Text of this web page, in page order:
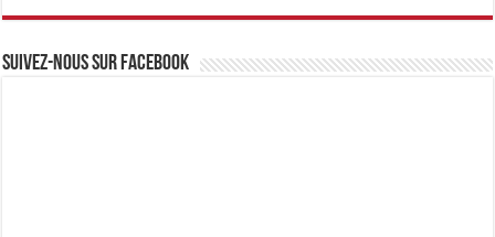
Suivez-nous sur Facebook